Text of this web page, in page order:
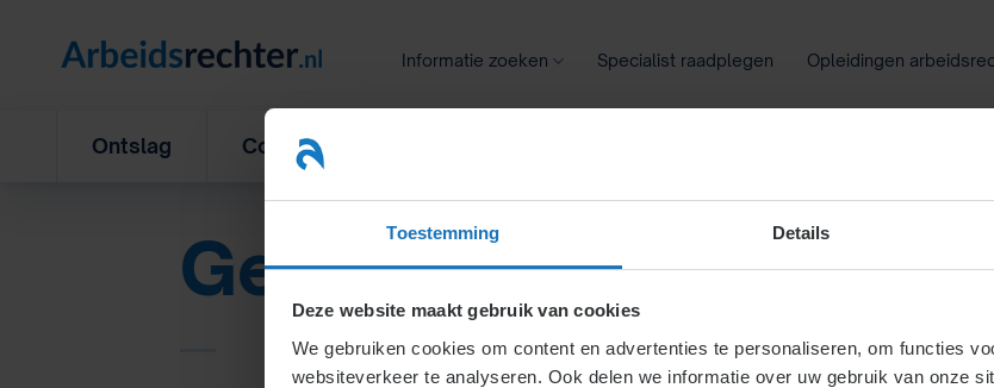
Toestemming Details
Deze website maakt gebruik van cookies
We gebruiken cookies om content en advertenties te personaliseren, om functies
websiteverkeer te analyseren. Ook delen we informatie over uw gebruik van onze
Informatie zoeken Specialist raadplegen Opleidingen
Ontslag Concurrentiebeding
Getuigschrift